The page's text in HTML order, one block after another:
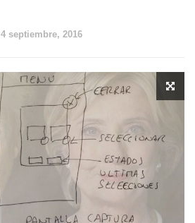
4 septiembre, 2016